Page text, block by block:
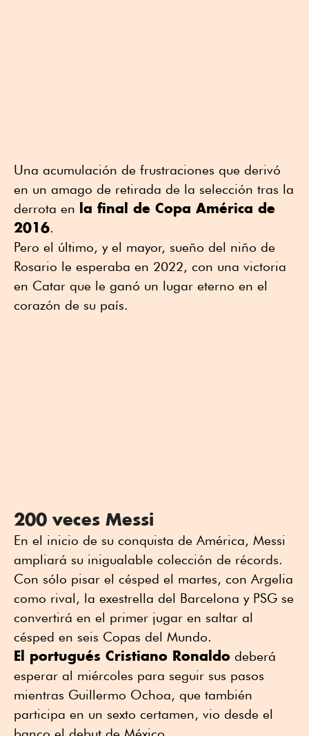
Una acumulación de frustraciones que derivó
en un amago de retirada de la selección tras la
derrota en la final de Copa América de
2016.
Pero el último, y el mayor, sueño del niño de
Rosario le esperaba en 2022, con una victoria
en Catar que le ganó un lugar eterno en el
corazón de su país.
200 veces Messi
En el inicio de su conquista de América, Messi
ampliará su inigualable colección de récords.
Con sólo pisar el césped el martes, con Argelia
como rival, la exestrella del Barcelona y PSG se
convertirá en el primer jugar en saltar al
césped en seis Copas del Mundo.
El portugués Cristiano Ronaldo deberá
esperar al miércoles para seguir sus pasos
mientras Guillermo Ochoa, que también
participa en un sexto certamen, vio desde el